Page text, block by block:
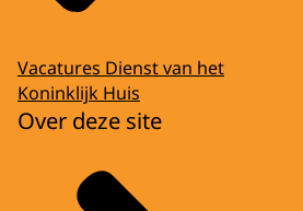
Vacatures Dienst van het
Koninklijk Huis
Over deze site